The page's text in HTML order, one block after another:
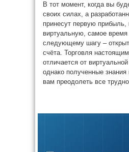
В тот момент, когда вы
своих силах, а
принесут первую прибыль,
виртуальную, самое время
следующему шагу –
счёта. Торговля
отличается от
однако полученные знания
вам преодолеть все